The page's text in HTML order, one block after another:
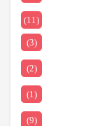
(11)
(3)
(2)
(1)
(9)